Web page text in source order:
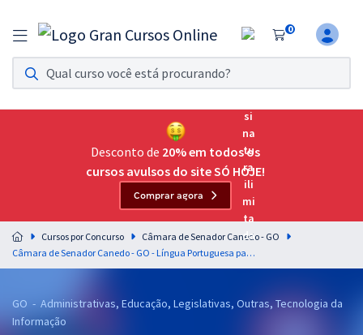
0
Assinatura Ilimitada 11
Acesso a todos os cursos. Teste grátis por 7 dias!
Assinatura OAB Até Passar
Acesso ilimitado a toda preparação para o Exame da
Residências Multiprofissionais
Preparação completa e intensiva para as principais
residências em saúde do Brasil
Assinatura Ilimitada
Desconto de 20% em todos os
cursos avulsos do site SÓ HOJE!
Comprar agora
Cursos por Concurso
Câmara de Senador Canedo - GO
Câmara de Senador Canedo - GO - Língua Portuguesa para os Cargos de Nível Médio com a Equipe Gran
GO - Administrativas, Educação, Legislativas, Outras, Tecnologia da
Informação